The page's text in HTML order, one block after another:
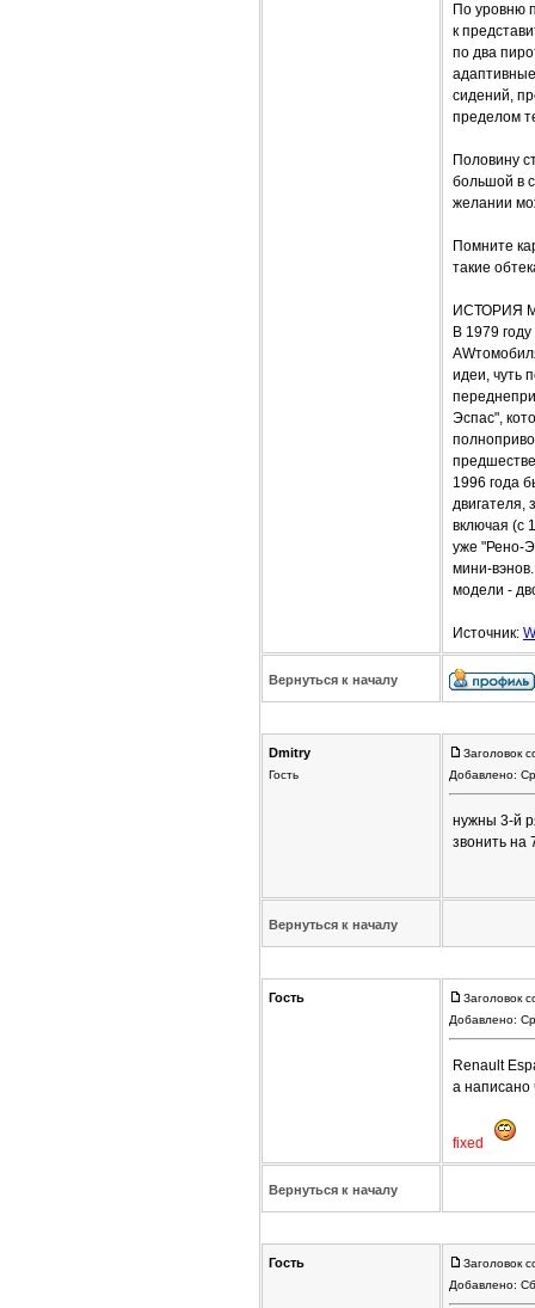
По уровню
к
по два
сидений,
пределом
Половину
большой в
желании
Помните
такие
ИСТОРИЯ
В 1979
идеи, чуть
Эспас",
1996 года
двигателя,
включая (с
уже "Рено-
мини-
модели -
Источник:
Вернуться к началу
Dmitrу
Гость
Заголовок
Добавлено:
нужны 3-й
звонить на
Вернуться к началу
Гость
Заголовок
Добавлено:
Renault
а
fixed
Вернуться к началу
Гость
Заголовок
Добавлено: